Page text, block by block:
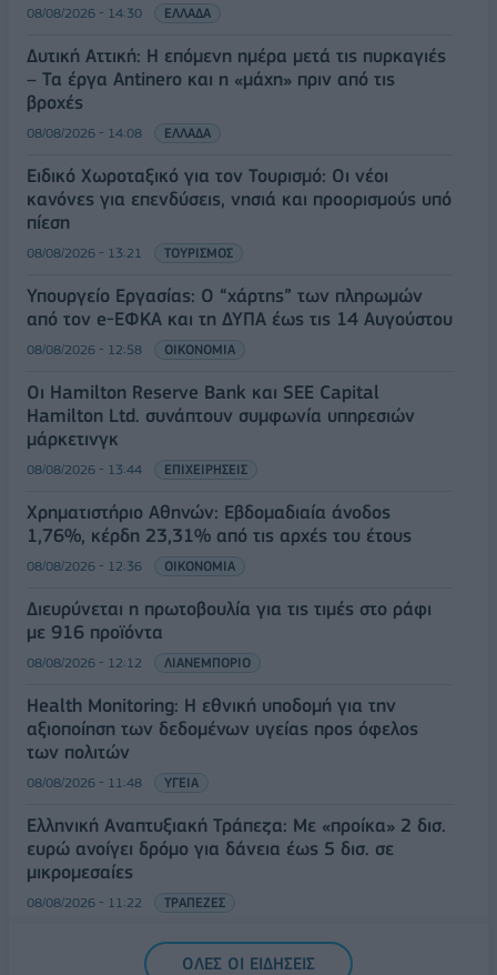
08/08/2026 - 14:30 ΕΛΛΑΔΑ
Δυτική Αττική: Η επόμενη ημέρα μετά τις πυρκαγιές
– Τα έργα Antinero και η «μάχη» πριν από τις
βροχές
08/08/2026 - 14:08 ΕΛΛΑΔΑ
Ειδικό Χωροταξικό για τον Τουρισμό: Οι νέοι
κανόνες για επενδύσεις, νησιά και προορισμούς υπό
πίεση
08/08/2026 - 13:21 ΤΟΥΡΙΣΜΟΣ
Υπουργείο Εργασίας: Ο “χάρτης” των πληρωμών
από τον e-ΕΦΚΑ και τη ΔΥΠΑ έως τις 14 Αυγούστου
08/08/2026 - 12:58 ΟΙΚΟΝΟΜΙΑ
Οι Hamilton Reserve Bank και SEE Capital
Hamilton Ltd. συνάπτουν συμφωνία υπηρεσιών
μάρκετινγκ
08/08/2026 - 13:44 ΕΠΙΧΕΙΡΗΣΕΙΣ
Χρηματιστήριο Αθηνών: Εβδομαδιαία άνοδος
1,76%, κέρδη 23,31% από τις αρχές του έτους
08/08/2026 - 12:36 ΟΙΚΟΝΟΜΙΑ
Διευρύνεται η πρωτοβουλία για τις τιμές στο ράφι
με 916 προϊόντα
08/08/2026 - 12:12 ΛΙΑΝΕΜΠΟΡΙΟ
Health Monitoring: Η εθνική υποδομή για την
αξιοποίηση των δεδομένων υγείας προς όφελος
των πολιτών
08/08/2026 - 11:48 ΥΓΕΙΑ
Ελληνική Αναπτυξιακή Τράπεζα: Με «προίκα» 2 δισ.
ευρώ ανοίγει δρόμο για δάνεια έως 5 δισ. σε
μικρομεσαίες
08/08/2026 - 11:22 ΤΡΑΠΕΖΕΣ
5G παντού, 6G στον ορίζοντα: Πού βρίσκεται η
Ελλάδα στη μεγάλη τεχνολογική μετάβαση
ΟΛΕΣ ΟΙ ΕΙΔΗΣΕΙΣ